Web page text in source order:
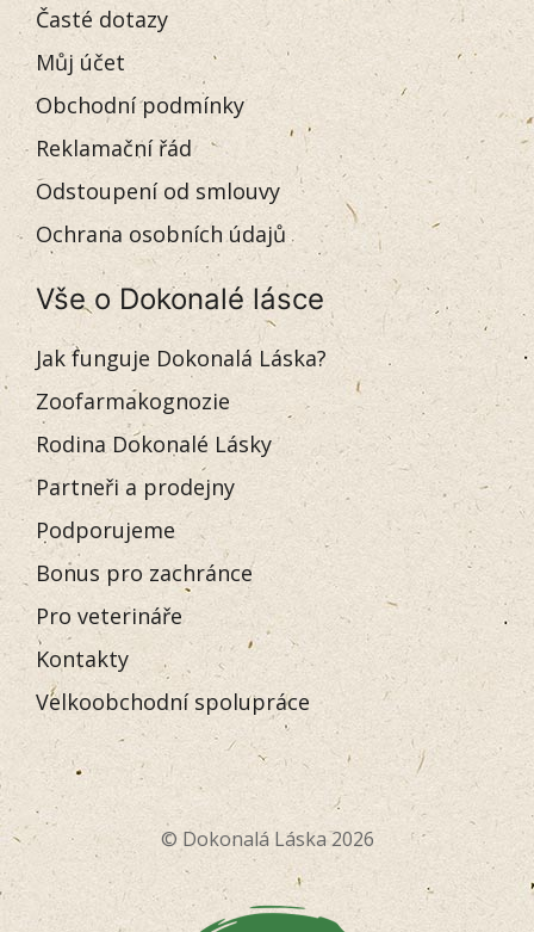
Časté dotazy
Můj účet
Obchodní podmínky
Reklamační řád
Odstoupení od smlouvy
Ochrana osobních údajů
Vše o Dokonalé lásce
Jak funguje Dokonalá Láska?
Zoofarmakognozie
Rodina Dokonalé Lásky
Partneři a prodejny
Podporujeme
Bonus pro zachránce
Pro veterináře
Kontakty
Velkoobchodní spolupráce
© Dokonalá Láska 2026